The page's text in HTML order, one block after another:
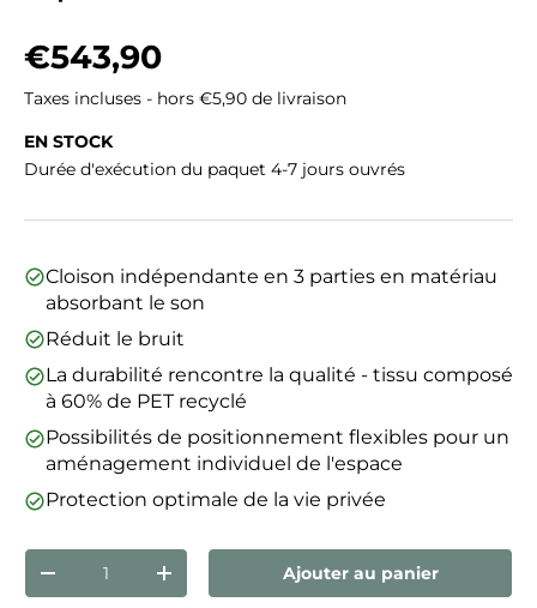
Prix habituel
€543,90
Taxes incluses - hors €5,90 de livraison
EN STOCK
Durée d'exécution du paquet 4-7 jours ouvrés
Cloison indépendante en 3 parties en matériau
absorbant le son
Réduit le bruit
La durabilité rencontre la qualité - tissu composé
à 60% de PET recyclé
Possibilités de positionnement flexibles pour un
aménagement individuel de l'espace
Protection optimale de la vie privée
Qté
Diminuer la quantitéAugmenter la quantité
Ajouter au panier